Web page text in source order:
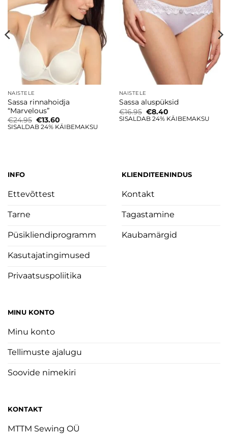
NAISTELE
Sassa rinnahoidja
“Marvelous”
€24.95 Algne
hind
€13.60Current
price
SISALDAB 24% KÄIBEMAKSU
NAISTELE
Sassa aluspüksid
€16.95 Algne
hind
€8.40Current
price
SISALDAB 24% KÄIBEMAKSU
INFO
Ettevõttest
Tarne
Püsikliendiprogramm
Kasutajatingimused
Privaatsuspoliitika
KLIENDITEENINDUS
Kontakt
Tagastamine
Kaubamärgid
MINU KONTO
Minu konto
Tellimuste ajalugu
Soovide nimekiri
KONTAKT
MTTM Sewing OÜ